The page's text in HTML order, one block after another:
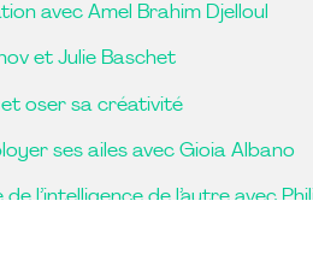
avec Amel Brahim Djelloul
et Julie Baschet
oser sa créativité
ses ailes avec Gioia Albano
l’intelligence de l’autre avec